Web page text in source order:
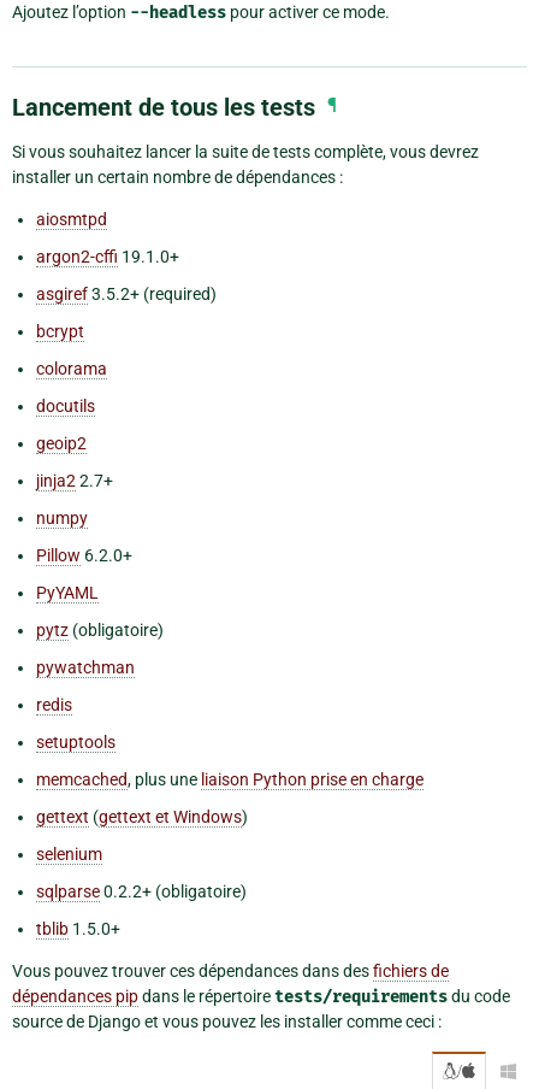
Ajoutez l’option --headless pour activer ce mode.
Lancement de tous les tests ¶
Si vous souhaitez lancer la suite de tests complète, vous devrez
installer un certain nombre de dépendances :
aiosmtpd
argon2-cffi 19.1.0+
asgiref3.5.2+ (required)
bcrypt
colorama
docutils
geoip2
jinja2 2.7+
numpy
Pillow 6.2.0+
PyYAML
pytz (obligatoire)
pywatchman
redis
setuptools
memcached, plus une liaison Python prise en charge
gettext (gettext et Windows)
selenium
sqlparse0.2.2+ (obligatoire)
tblib 1.5.0+
Vous pouvez trouver ces dépendances dans desfichiers de
dépendances pipdans le répertoiretests/requirementsdu code
source de Django et vous pouvez les installer comme ceci :
/ 